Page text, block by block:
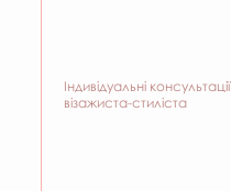
Індивідуальні консультації
візажиста-стиліста